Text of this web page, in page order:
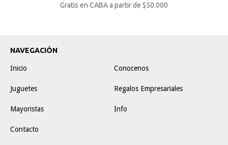
Gratis en CABA a partir de $50.000
NAVEGACIÓN
Inicio Conocenos
Juguetes Regalos Empresariales
Mayoristas Info
Contacto